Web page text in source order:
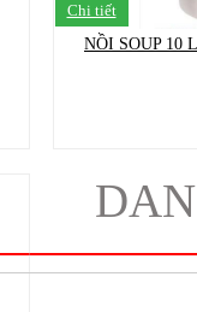
Chi tiết
NỒI SOUP 10